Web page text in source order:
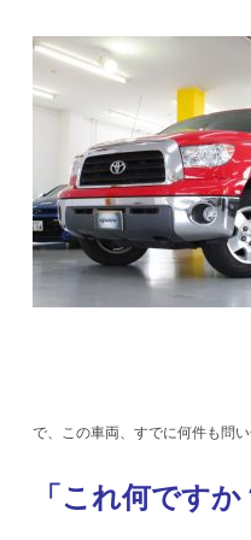
で、この車両、すでに何件も問
「これ何です